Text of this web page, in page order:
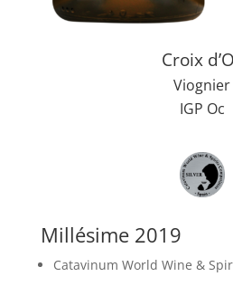
Croix
Viognier
IGP Oc
Millésime 2019
Catavinum World Wine &